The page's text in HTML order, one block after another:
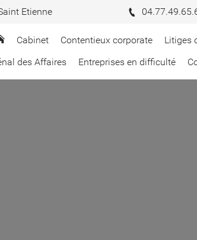
Cabinet Contentieux corporate Litiges
des Affaires
Entreprises en difficulté
Etienne